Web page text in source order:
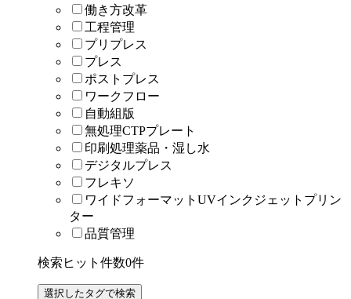
働き方改革
工程管理
プリプレス
プレス
ポストプレス
ワークフロー
自動組版
無処理CTPプレート
印刷処理薬品・湿し水
デジタルプレス
フレキソ
ワイドフォーマットUVインクジェットプリン
ター
品質管理
検索ヒット件数0件